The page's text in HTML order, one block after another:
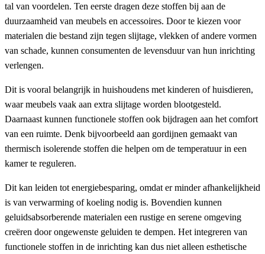
tal van voordelen. Ten eerste dragen deze stoffen bij aan de
duurzaamheid van meubels en accessoires. Door te kiezen voor
materialen die bestand zijn tegen slijtage, vlekken of andere vormen
van schade, kunnen consumenten de levensduur van hun inrichting
verlengen.
Dit is vooral belangrijk in huishoudens met kinderen of huisdieren,
waar meubels vaak aan extra slijtage worden blootgesteld.
Daarnaast kunnen functionele stoffen ook bijdragen aan het comfort
van een ruimte. Denk bijvoorbeeld aan gordijnen gemaakt van
thermisch isolerende stoffen die helpen om de temperatuur in een
kamer te reguleren.
Dit kan leiden tot energiebesparing, omdat er minder afhankelijkheid
is van verwarming of koeling nodig is. Bovendien kunnen
geluidsabsorberende materialen een rustige en serene omgeving
creëren door ongewenste geluiden te dempen. Het integreren van
functionele stoffen in de inrichting kan dus niet alleen esthetische